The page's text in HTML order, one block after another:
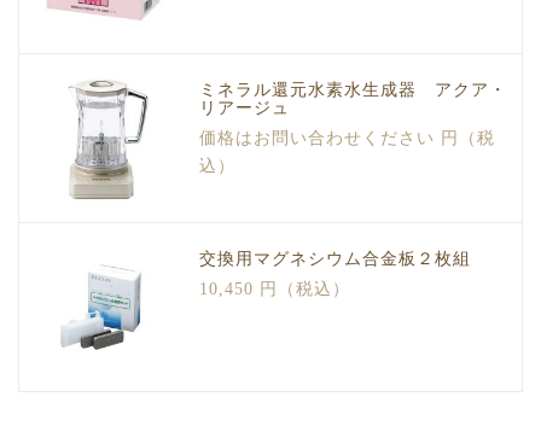
ミネラル還元水素水生成器 アクア・
リアージュ
価格はお問い合わせください 円（税
込）
交換用マグネシウム合金板２枚組
10,450 円（税込）